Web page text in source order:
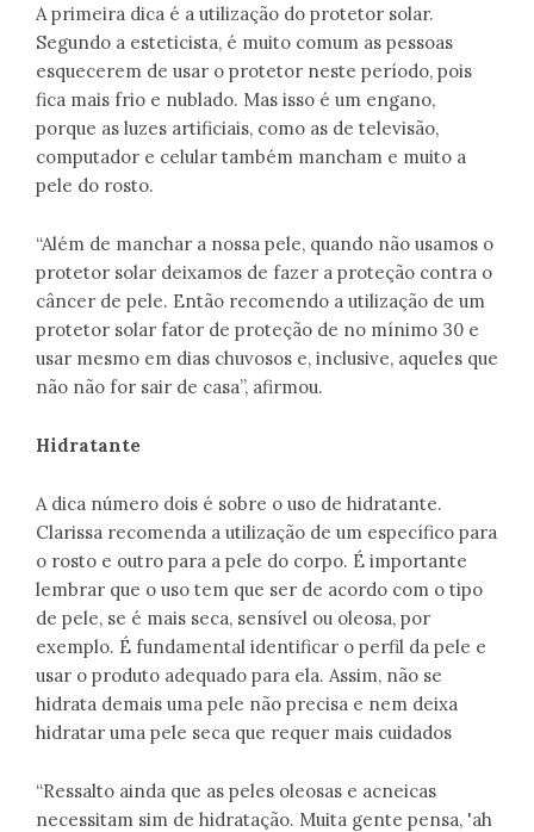
A primeira dica é a utilização do protetor solar.
Segundo a esteticista, é muito comum as pessoas
esquecerem de usar o protetor neste período, pois
fica mais frio e nublado. Mas isso é um engano,
porque as luzes artificiais, como as de televisão,
computador e celular também mancham e muito a
pele do rosto.
“Além de manchar a nossa pele, quando não usamos o
protetor solar deixamos de fazer a proteção contra o
câncer de pele. Então recomendo a utilização de um
protetor solar fator de proteção de no mínimo 30 e
usar mesmo em dias chuvosos e, inclusive, aqueles que
não não for sair de casa”, afirmou.
Hidratante
A dica número dois é sobre o uso de hidratante.
Clarissa recomenda a utilização de um específico para
o rosto e outro para a pele do corpo. É importante
lembrar que o uso tem que ser de acordo com o tipo
de pele, se é mais seca, sensível ou oleosa, por
exemplo. É fundamental identificar o perfil da pele e
usar o produto adequado para ela. Assim, não se
hidrata demais uma pele não precisa e nem deixa
hidratar uma pele seca que requer mais cuidados
“Ressalto ainda que as peles oleosas e acneicas
necessitam sim de hidratação. Muita gente pensa, 'ah